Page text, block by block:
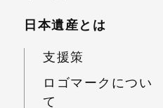
日本遺産とは
支援策
ロゴマークについ
て